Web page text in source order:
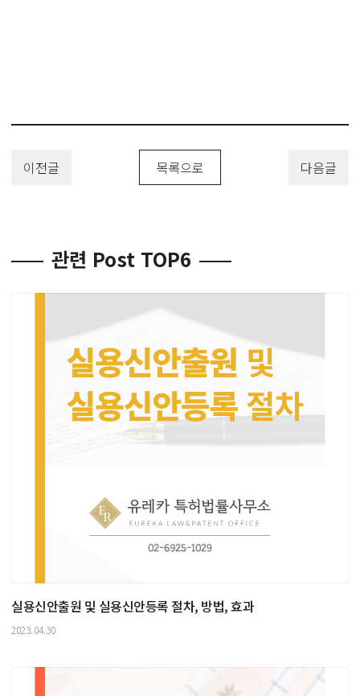
이전글 목록으로 다음글
관련 Post TOP6
실용신안출원 및 실용신안등록 절차, 방법, 효과
2023.04.30